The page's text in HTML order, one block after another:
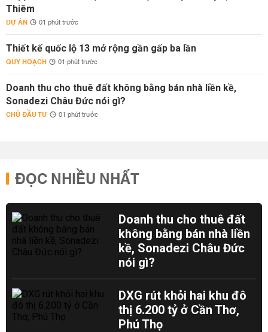
Thiêm
DỰ ÁN 01 phút trước
Thiết kế quốc lộ 13 mở rộng gần gấp ba lần
QUY HOẠCH 01 phút trước
Doanh thu cho thuê đất không bằng bán nhà liền kề,
Sonadezi Châu Đức nói gì?
CHỦ ĐẦU TƯ 01 phút trước
ĐỌC NHIỀU NHẤT
Doanh thu cho thuê đất
không bằng bán nhà liền
kề, Sonadezi Châu Đức
nói gì?
DXG rút khỏi hai khu đô
thị 6.200 tỷ ở Cần Thơ,
Phú Thọ